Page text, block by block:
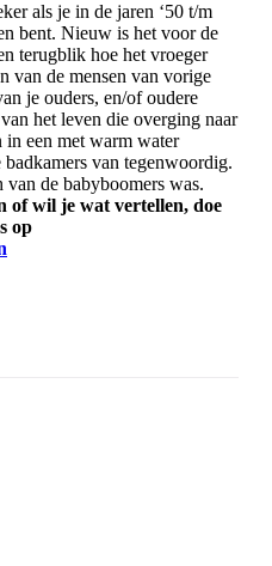
als je in de jaren ‘50 t/m
bent. Nieuw is het voor de
terugblik hoe het vroeger
van de mensen van vorige
je ouders, en/of oudere
het leven die overging naar
in een met warm water
van tegenwoordig.
de babyboomers was.
of wil je wat vertellen, doe
op